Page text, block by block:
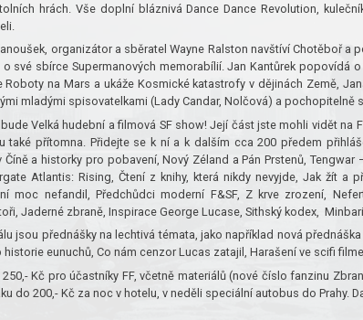
hrách. Vše doplní bláznivá Dance Dance Revolution,
organizátor a sběratel Wayne Ralston navštíví Chotěboř
o své sbírce Supermanových memorabílií. Jan Kantůrek popovídá
Roboty na Mars a ukáže Kosmické katastrofy v dějinách Země,
mladými spisovatelkami (Lady Candar, Nolčová) a pochopitelně
Velká hudební a filmová SF show! Její část jste mohli vidět na
také přítomna. Přidejte se k ní a k dalším cca 200 předem
Číně a historky pro pobavení, Nový Zéland a Pán Prstenů,
Atlantis: Rising, Čtení z knihy, která nikdy nevyjde, Jak žít a
moc nefandil, Předchůdci moderní F&SF, Z krve zrození,
Jaderné zbraně, Inspirace George Lucase, Sithský kodex,
jsou přednášky na lechtivá témata, jako například nová
historie eunuchů, Co nám cenzor Lucas zatajil, Harašení ve scifi
Kč pro účastníky FF, včetně materiálů (nové číslo fanzinu
do 200,- Kč za noc v hotelu, v neděli speciální autobus do Prahy.